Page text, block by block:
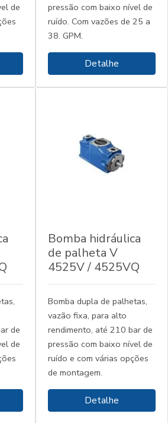
de
pressão com baixo nível de
ruído. Com vazões de 25 a
38. GPM.
Detalhe
de
de
Bomba hidráulica
de palheta V
4525V / 4525VQ
Bomba dupla de palhetas,
vazão fixa, para alto
rendimento, até 210 bar de
pressão com baixo nível de
ruído e com várias opções
de montagem.
Detalhe